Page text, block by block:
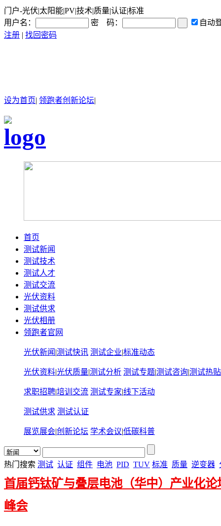
门户-光伏|太阳能|PV|技术|质量|认证|标准
用户名：
密 码：
自动
注册 | 找回密码
设为首页| 领跑者创新论坛|
首页
测试新闻
测试技术
测试人才
测试交流
光伏资料
测试供求
光伏相册
领跑者官网
光伏新闻 |测试快讯 测试企业|标准动态
光伏资料|光伏质量|测试分析 测试专题|测试咨询|测试热贴
求职招聘|培训交流 测试专家|线下活动
测试供求 测试认证
展览展会|创新论坛 学术会议|低碳科普
热门搜索 测试 认证 组件 电池 PID TUV 标准 质量 逆变器
首届钙钛矿与叠层电池（华中）产业化论
峰会